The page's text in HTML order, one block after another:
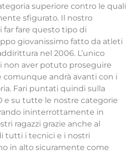
superiore contro le quali
sfigurato. Il nostro
fare questo tipo di
giovanissimo fatto da atleti
nel 2006. L’unico
non aver potuto proseguire
andrà avanti con i
Fari puntati quindi sulla
e su tutte le nostre categorie
ininterrottamente in
ragazzi grazie anche al
tutti i tecnici e i nostri
in alto sicuramente come